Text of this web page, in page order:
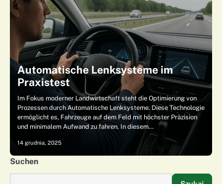
Automatische Lenksysteme im
Praxistest
Im Fokus moderner Landwirtschaft steht die Optimierung von
Prozessen durch Automatische Lenksysteme. Diese Technologie
ermöglicht es, Fahrzeuge auf dem Feld mit höchster Präzision
und minimalem Aufwand zu fahren. In diesem…
14 grudnia, 2025
Suchen